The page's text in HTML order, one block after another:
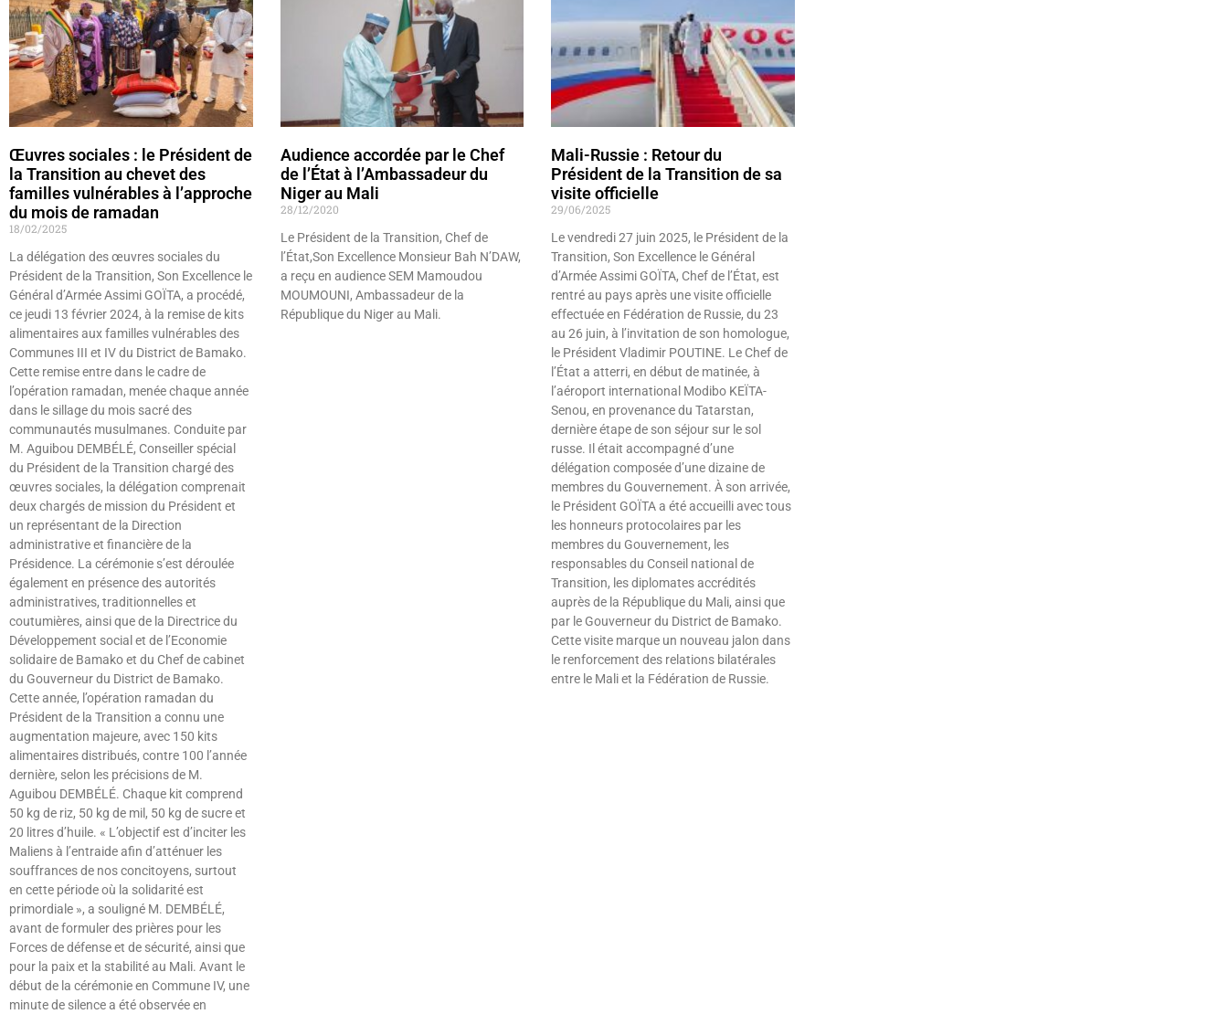
Œuvres sociales : le Président de
la Transition au chevet des
familles vulnérables à l’approche
du mois de ramadan
18/02/2025
La délégation des œuvres sociales du
Président de la Transition, Son Excellence le
Général d’Armée Assimi GOÏTA, a procédé,
ce jeudi 13 février 2024, à la remise de kits
alimentaires aux familles vulnérables des
Communes III et IV du District de Bamako.
Cette remise entre dans le cadre de
l’opération ramadan, menée chaque année
dans le sillage du mois sacré des
communautés musulmanes. Conduite par
M. Aguibou DEMBÉLÉ, Conseiller spécial
du Président de la Transition chargé des
œuvres sociales, la délégation comprenait
deux chargés de mission du Président et
un représentant de la Direction
administrative et financière de la
Présidence. La cérémonie s’est déroulée
également en présence des autorités
administratives, traditionnelles et
coutumières, ainsi que de la Directrice du
Développement social et de l’Economie
solidaire de Bamako et du Chef de cabinet
du Gouverneur du District de Bamako.
Cette année, l’opération ramadan du
Président de la Transition a connu une
augmentation majeure, avec 150 kits
alimentaires distribués, contre 100 l’année
dernière, selon les précisions de M.
Aguibou DEMBÉLÉ. Chaque kit comprend
50 kg de riz, 50 kg de mil, 50 kg de sucre et
20 litres d’huile. « L’objectif est d’inciter les
Maliens à l’entraide afin d’atténuer les
souffrances de nos concitoyens, surtout
en cette période où la solidarité est
primordiale », a souligné M. DEMBÉLÉ,
avant de formuler des prières pour les
Forces de défense et de sécurité, ainsi que
pour la paix et la stabilité au Mali. Avant le
début de la cérémonie en Commune IV, une
minute de silence a été observée en
Audience accordée par le Chef
de l’État à l’Ambassadeur du
Niger au Mali
28/12/2020
Le Président de la Transition, Chef de
l’État,Son Excellence Monsieur Bah N’DAW,
a reçu en audience SEM Mamoudou
MOUMOUNI, Ambassadeur de la
République du Niger au Mali.
Mali-Russie : Retour du
Président de la Transition de sa
visite officielle
29/06/2025
Le vendredi 27 juin 2025, le Président de la
Transition, Son Excellence le Général
d’Armée Assimi GOÏTA, Chef de l’État, est
rentré au pays après une visite officielle
effectuée en Fédération de Russie, du 23
au 26 juin, à l’invitation de son homologue,
le Président Vladimir POUTINE. Le Chef de
l’État a atterri, en début de matinée, à
l’aéroport international Modibo KEÏTA-
Senou, en provenance du Tatarstan,
dernière étape de son séjour sur le sol
russe. Il était accompagné d’une
délégation composée d’une dizaine de
membres du Gouvernement. À son arrivée,
le Président GOÏTA a été accueilli avec tous
les honneurs protocolaires par les
membres du Gouvernement, les
responsables du Conseil national de
Transition, les diplomates accrédités
auprès de la République du Mali, ainsi que
par le Gouverneur du District de Bamako.
Cette visite marque un nouveau jalon dans
le renforcement des relations bilatérales
entre le Mali et la Fédération de Russie.